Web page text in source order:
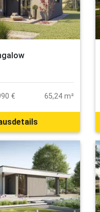
schließen
€ 65,24 m²